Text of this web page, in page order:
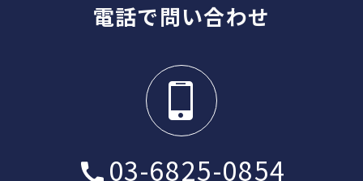
電話で問い合わせ
03-6825-0854